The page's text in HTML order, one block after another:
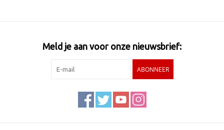
Meld je aan voor onze nieuwsbrief:
ABONNEER